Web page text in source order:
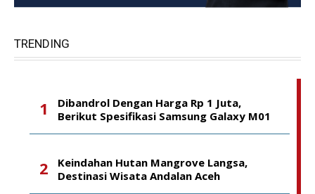
TRENDING
Dibandrol Dengan Harga Rp 1 Juta,
Berikut Spesifikasi Samsung Galaxy M01
Keindahan Hutan Mangrove Langsa,
Destinasi Wisata Andalan Aceh